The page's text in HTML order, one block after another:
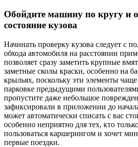
Обойдите машину по кругу и
состояние кузова
Начинать проверку кузова следует с
обхода автомобиля на расстоянии
позволяет сразу заметить крупные
заметные сколы краски, особенно на
крыльях, поскольку эти элементы
парковке предыдущими
пропустите даже небольшое
зафиксировали в приложении до
может автоматически списать с вас
особенно неприятно для тех, кто
пользоваться каршерингом и хочет
первые поездки.